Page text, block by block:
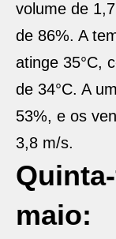
volume de
de 86%. A
atinge 35°C,
de 34°C. A
53%, e os
3,8 m/s.
maio: